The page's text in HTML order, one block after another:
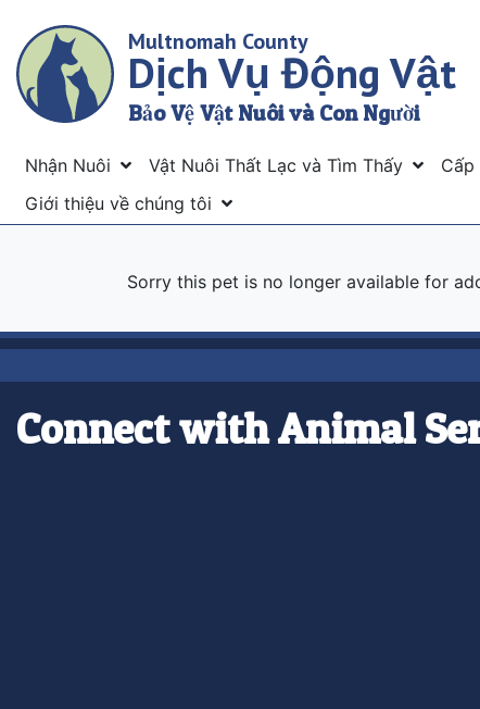
main
content
Multnomah County
Dịch Vụ Động Vật
Bảo Vệ Vật Nuôi và Con Người
Menu
Nhận Nuôi Vật Nuôi Thất Lạc và Tìm Thấy Cấp
Giới thiệu về chúng tôi
Sorry this pet is no longer available for
Connect with Animal